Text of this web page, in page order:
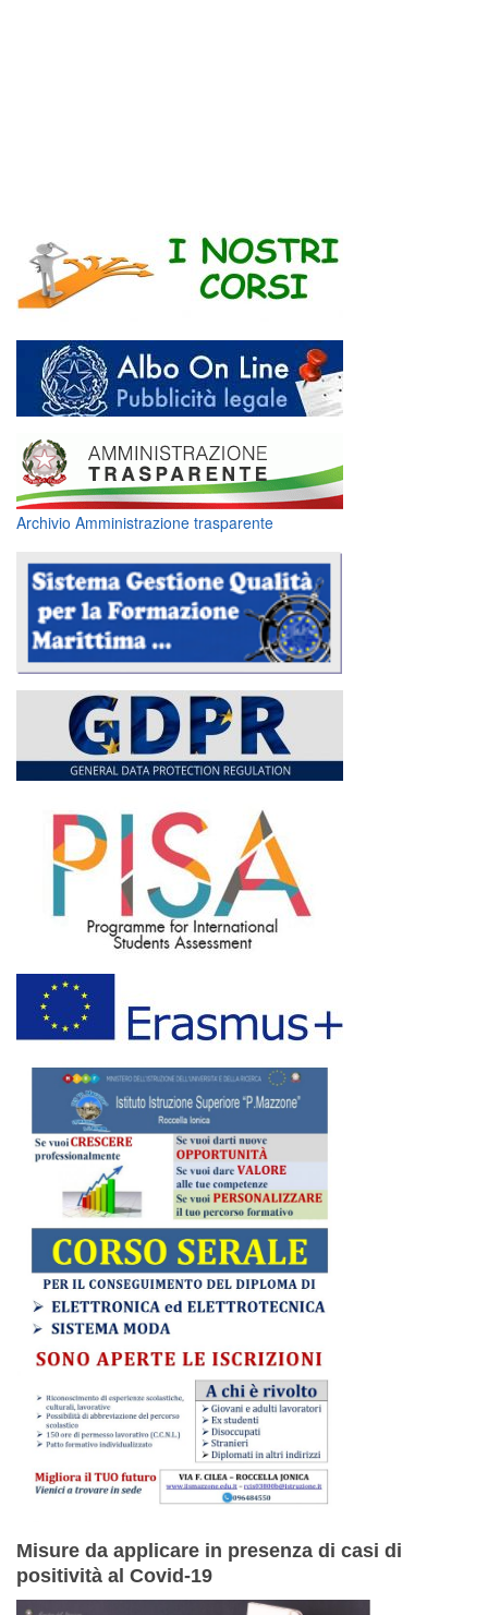
Archivio Amministrazione trasparente
Misure da applicare in presenza di casi di
positività al Covid-19